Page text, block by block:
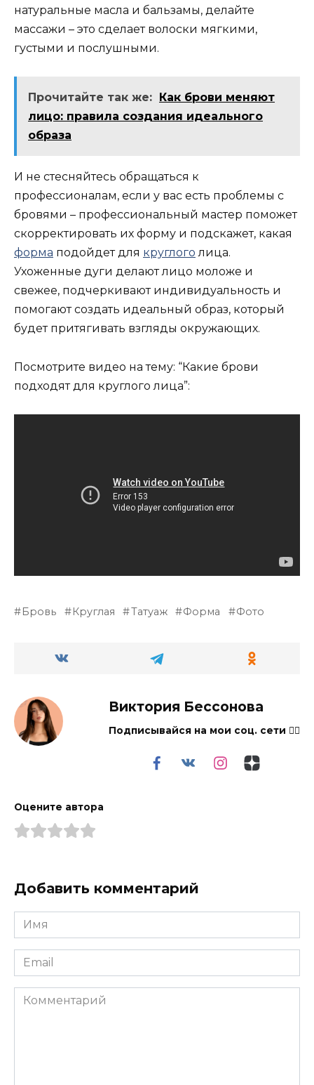
натуральные масла и бальзамы, делайте
массажи – это сделает волоски мягкими,
густыми и послушными.
Прочитайте так же:
Как брови меняют
лицо: правила создания идеального
образа
И не стесняйтесь обращаться к
профессионалам, если у вас есть проблемы с
бровями – профессиональный мастер поможет
скорректировать их форму и подскажет, какая
форма подойдет для круглого лица.
Ухоженные дуги делают лицо моложе и
свежее, подчеркивают индивидуальность и
помогают создать идеальный образ, который
будет притягивать взгляды окружающих.
Посмотрите видео на тему: “Какие брови
подходят для круглого лица”:
Бровь Круглая Татуаж Форма Фото
Виктория Бессонова
Подписывайся на мои соц. сети 👇🏻
Оцените автора
Добавить комментарий